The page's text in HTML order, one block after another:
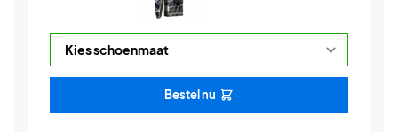
Bestel nu